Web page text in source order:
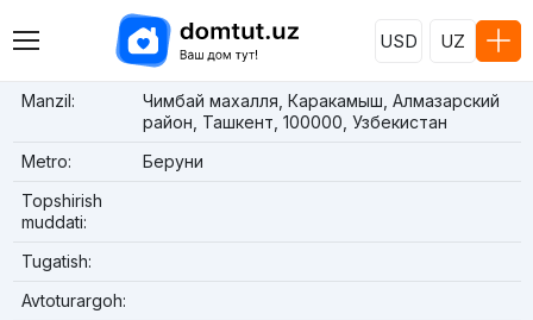
USD UZ
Manzil:
Чимбай махалля, Каракамыш, Алмазарский
район, Ташкент, 100000, Узбекистан
Metro:
Беруни
Topshirish
muddati:
Tugatish:
Avtoturargoh: